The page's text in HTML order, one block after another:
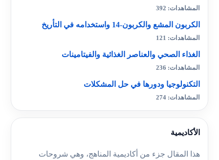
المشاهدات: 392
الكربون المشع والكربون-14 واستخدامه في التأريخ
المشاهدات: 121
الغذاء الصحي والعناصر الغذائية والفيتامينات
المشاهدات: 236
التكنولوجيا ودورها في حل المشكلات
المشاهدات: 274
الأكاديمية
هذا المقال جزء من أكاديمية المناهج، وهي شروحات